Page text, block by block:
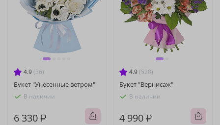
4.9 (36)
Букет "Унесенные ветром"
В наличии
6 330 ₽
4.9 (528)
Букет "Вернисаж"
В наличии
4 990 ₽